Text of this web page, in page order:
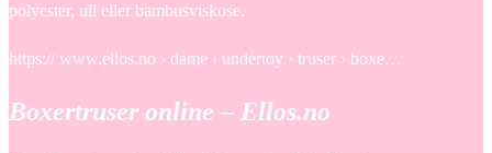
polyester, ull eller bambusviskose.
https:// www.ellos.no › dame › undertoy › truser › boxe…
Boxertruser online – Ellos.no